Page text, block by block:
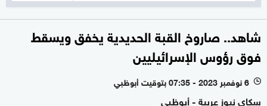
شاهد.. صاروخ القبة الحديدية يخفق ويسقط
فوق رؤوس الإسرائيليين
l 6 نوفمبر 2023 - 07:35 بتوقيت أبوظبي
سكاي نيوز عربية - أبوظبي